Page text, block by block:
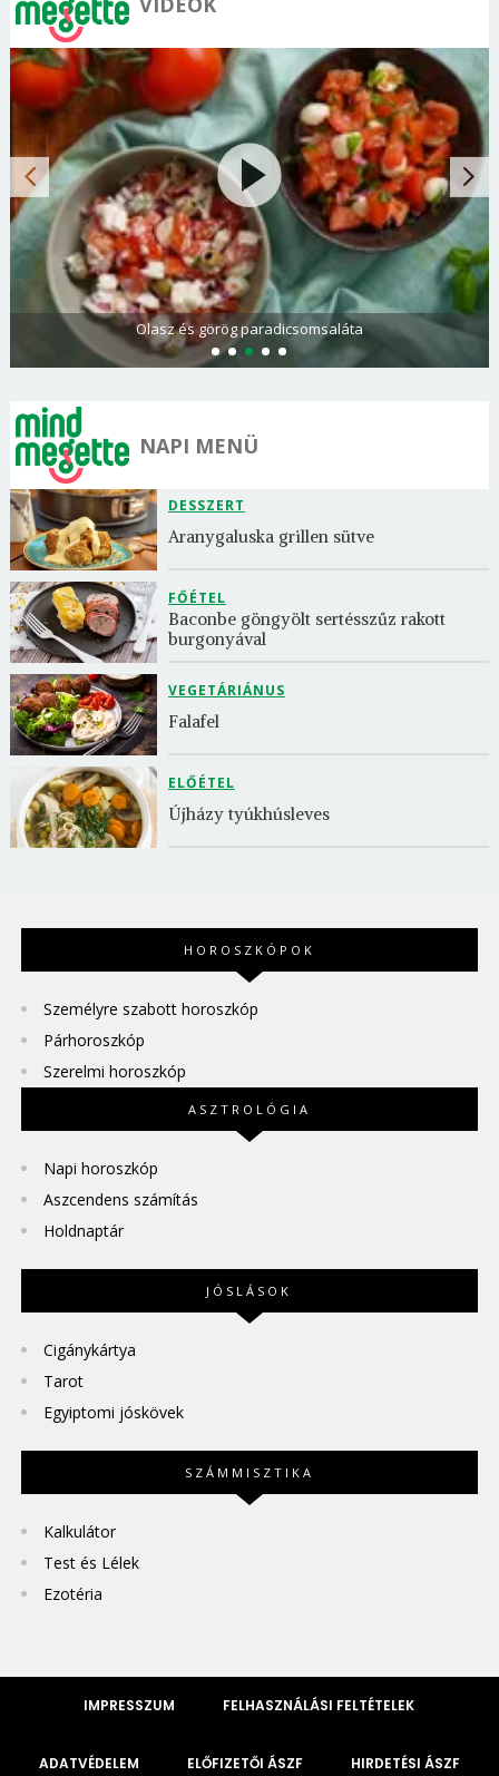
Palacsintatésztában sült patisszon
NAPI MENÜ
DESSZERT
Aranygaluska grillen sütve
FŐÉTEL
Baconbe göngyölt sertésszűz rakott
burgonyával
VEGETÁRIÁNUS
Falafel
ELŐÉTEL
Újházy tyúkhúsleves
HOROSZKÓPOK
Személyre szabott horoszkóp
Párhoroszkóp
Szerelmi horoszkóp
ASZTROLÓGIA
Napi horoszkóp
Aszcendens számítás
Holdnaptár
JÓSLÁSOK
Cigánykártya
Tarot
Egyiptomi jóskövek
SZÁMMISZTIKA
Kalkulátor
Test és Lélek
Ezotéria
IMPRESSZUM FELHASZNÁLÁSI FELTÉTELEK
ADATVÉDELEM ELŐFIZETŐI ÁSZF HIRDETÉSI ÁSZF